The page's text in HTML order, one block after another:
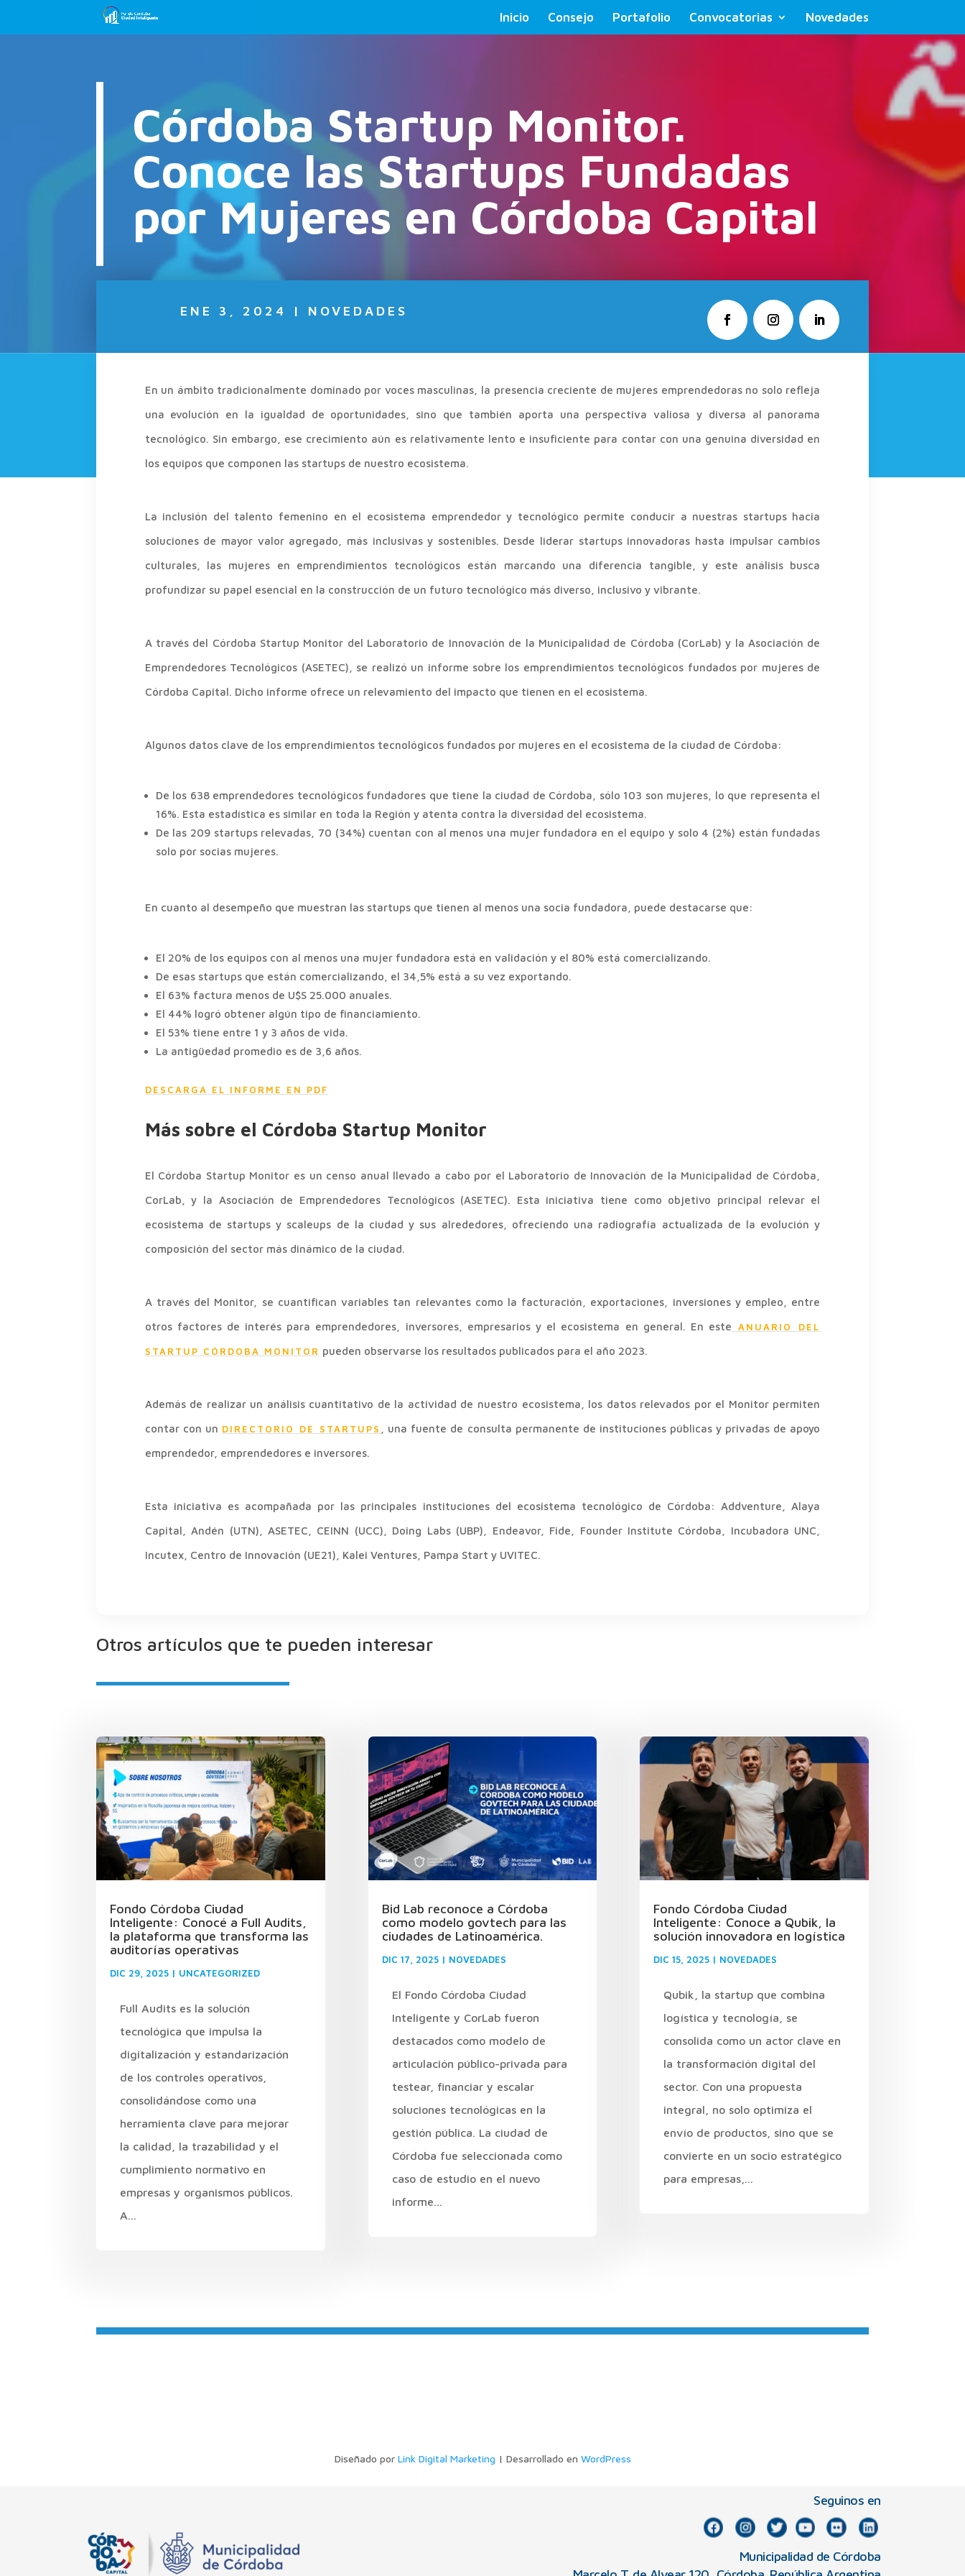
Inicio Consejo Portafolio Convocatorias Novedades
Córdoba Startup Monitor.
Conoce las Startups Fundadas
por Mujeres en Córdoba Capital
ENE 3, 2024 | NOVEDADES
En un ámbito tradicionalmente dominado por voces masculinas, la presencia creciente de mujeres emprendedoras no solo refleja
una evolución en la igualdad de oportunidades, sino que también aporta una perspectiva valiosa y diversa al panorama
tecnológico. Sin embargo, ese crecimiento aún es relativamente lento e insuficiente para contar con una genuina diversidad en
los equipos que componen las startups de nuestro ecosistema.
La inclusión del talento femenino en el ecosistema emprendedor y tecnológico permite conducir a nuestras startups hacia
soluciones de mayor valor agregado, más inclusivas y sostenibles. Desde liderar startups innovadoras hasta impulsar cambios
culturales, las mujeres en emprendimientos tecnológicos están marcando una diferencia tangible, y este análisis busca
profundizar su papel esencial en la construcción de un futuro tecnológico más diverso, inclusivo y vibrante.
A través del Córdoba Startup Monitor del Laboratorio de Innovación de la Municipalidad de Córdoba (CorLab) y la Asociación de
Emprendedores Tecnológicos (ASETEC), se realizó un informe sobre los emprendimientos tecnológicos fundados por mujeres de
Córdoba Capital. Dicho informe ofrece un relevamiento del impacto que tienen en el ecosistema.
Algunos datos clave de los emprendimientos tecnológicos fundados por mujeres en el ecosistema de la ciudad de Córdoba:
De los 638 emprendedores tecnológicos fundadores que tiene la ciudad de Córdoba, sólo 103 son mujeres, lo que representa el
16%. Esta estadística es similar en toda la Región y atenta contra la diversidad del ecosistema.
De las 209 startups relevadas, 70 (34%) cuentan con al menos una mujer fundadora en el equipo y solo 4 (2%) están fundadas
solo por socias mujeres.
En cuanto al desempeño que muestran las startups que tienen al menos una socia fundadora, puede destacarse que:
El 20% de los equipos con al menos una mujer fundadora está en validación y el 80% está comercializando.
De esas startups que están comercializando, el 34,5% está a su vez exportando.
El 63% factura menos de U$S 25.000 anuales.
El 44% logró obtener algún tipo de financiamiento.
El 53% tiene entre 1 y 3 años de vida.
La antigüedad promedio es de 3,6 años.
DESCARGA EL INFORME EN PDF
Más sobre el Córdoba Startup Monitor
El Córdoba Startup Monitor es un censo anual llevado a cabo por el Laboratorio de Innovación de la Municipalidad de Córdoba,
CorLab, y la Asociación de Emprendedores Tecnológicos (ASETEC). Esta iniciativa tiene como objetivo principal relevar el
ecosistema de startups y scaleups de la ciudad y sus alrededores, ofreciendo una radiografía actualizada de la evolución y
composición del sector más dinámico de la ciudad.
A través del Monitor, se cuantifican variables tan relevantes como la facturación, exportaciones, inversiones y empleo, entre
otros factores de interés para emprendedores, inversores, empresarios y el ecosistema en general. En este ANUARIO DEL
STARTUP CÓRDOBA MONITOR pueden observarse los resultados publicados para el año 2023.
Además de realizar un análisis cuantitativo de la actividad de nuestro ecosistema, los datos relevados por el Monitor permiten
contar con un DIRECTORIO DE STARTUPS
, una fuente de consulta permanente de instituciones públicas y privadas de apoyo
emprendedor, emprendedores e inversores.
Esta iniciativa es acompañada por las principales instituciones del ecosistema tecnológico de Córdoba: Addventure, Alaya
Capital, Andén (UTN), ASETEC, CEINN (UCC), Doing Labs (UBP), Endeavor, Fide, Founder Institute Córdoba, Incubadora UNC,
Incutex, Centro de Innovación (UE21), Kalei Ventures, Pampa Start y UVITEC.
Otros artículos que te pueden interesar
Fondo Córdoba Ciudad
Inteligente: Conocé a Full Audits,
la plataforma que transforma las
auditorías operativas
DIC 29, 2025 | UNCATEGORIZED
Full Audits es la solución
tecnológica que impulsa la
digitalización y estandarización
de los controles operativos,
consolidándose como una
herramienta clave para mejorar
la calidad, la trazabilidad y el
cumplimiento normativo en
empresas y organismos públicos.
A...
Bid Lab reconoce a Córdoba
como modelo govtech para las
ciudades de Latinoamérica.
DIC 17, 2025| NOVEDADES
El Fondo Córdoba Ciudad
Inteligente y CorLab fueron
destacados como modelo de
articulación público-privada para
testear, financiar y escalar
soluciones tecnológicas en la
gestión pública. La ciudad de
Córdoba fue seleccionada como
caso de estudio en el nuevo
informe...
Fondo Córdoba Ciudad
Inteligente: Conoce a Qubik, la
solución innovadora en logística
DIC 15, 2025| NOVEDADES
Qubik, la startup que combina
logística y tecnología, se
consolida como un actor clave en
la transformación digital del
sector. Con una propuesta
integral, no solo optimiza el
envío de productos, sino que se
convierte en un socio estratégico
para empresas,...
Diseñado por Link Digital Marketing| Desarrollado en WordPress
Seguinos en
Municipalidad de Córdoba